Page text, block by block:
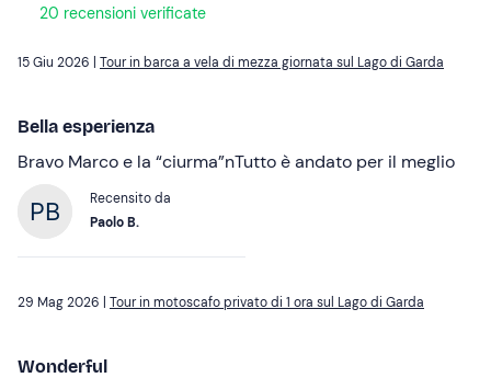
20 recensioni verificate
15 Giu 2026 | Tour in barca a vela di mezza giornata sul Lago di Garda
Bella esperienza
Bravo Marco e la “ciurma”nTutto è andato per il meglio
Recensito da
Paolo B.
29 Mag 2026 | Tour in motoscafo privato di 1 ora sul Lago di Garda
Wonderful